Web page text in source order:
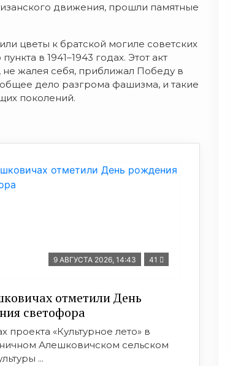
движения, прошли памятные
цветы к братской могиле советских
в 1941–1943 годах. Этот акт
не жалея себя, приближал Победу в
дело разгрома фашизма, и такие
поколений.
9 АВГУСТА 2026, 14:43 41
отметили День
светофора
проекта «Культурное лето» в
Алешковичском сельском
...